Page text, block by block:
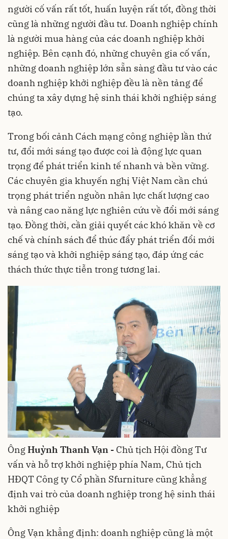
người cố vấn rất tốt, huấn luyện rất tốt, đồng thời
cũng là những người đầu tư. Doanh nghiệp chính
là người mua hàng của các doanh nghiệp khởi
nghiệp. Bên cạnh đó, những chuyên gia cố vấn,
những doanh nghiệp lớn sẵn sàng đầu tư vào các
doanh nghiệp khởi nghiệp đều là nền tảng để
chúng ta xây dựng hệ sinh thái khởi nghiệp sáng
tạo.
Trong bối cảnh Cách mạng công nghiệp lần thứ
tư, đổi mới sáng tạo được coi là động lực quan
trọng để phát triển kinh tế nhanh và bền vững.
Các chuyên gia khuyến nghị Việt Nam cần chú
trọng phát triển nguồn nhân lực chất lượng cao
và nâng cao năng lực nghiên cứu về đổi mới sáng
tạo. Đồng thời, cần giải quyết các khó khăn về cơ
chế và chính sách để thúc đẩy phát triển đổi mới
sáng tạo và khởi nghiệp sáng tạo, đáp ứng các
thách thức thực tiễn trong tương lai.
ÔngHuỳnh Thanh Vạn - Chủ tịch Hội đồng Tư
vấn và hỗ trợ khởi nghiệp phía Nam, Chủ tịch
HĐQT Công ty Cổ phần Sfurniture cũng khẳng
định vai trò của doanh nghiệp trong hệ sinh thái
khởi nghiệp
Ông Vạn khẳng định: doanh nghiệp cũng là một